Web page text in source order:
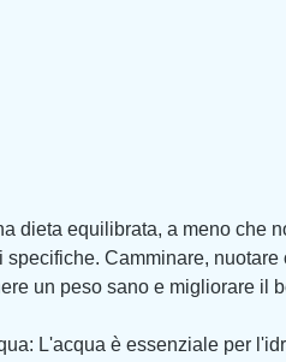
Camminare,
un peso sano e migliorare il
L'acqua è essenziale per